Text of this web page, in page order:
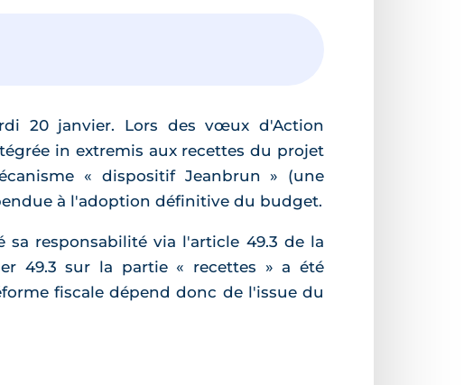
20 janvier. Lors des vœux d'Action
in extremis aux recettes du projet
« dispositif Jeanbrun » (une
à l'adoption définitive du budget.
responsabilité via l'article 49.3 de la
49.3 sur la partie « recettes » a été
fiscale dépend donc de l'issue du